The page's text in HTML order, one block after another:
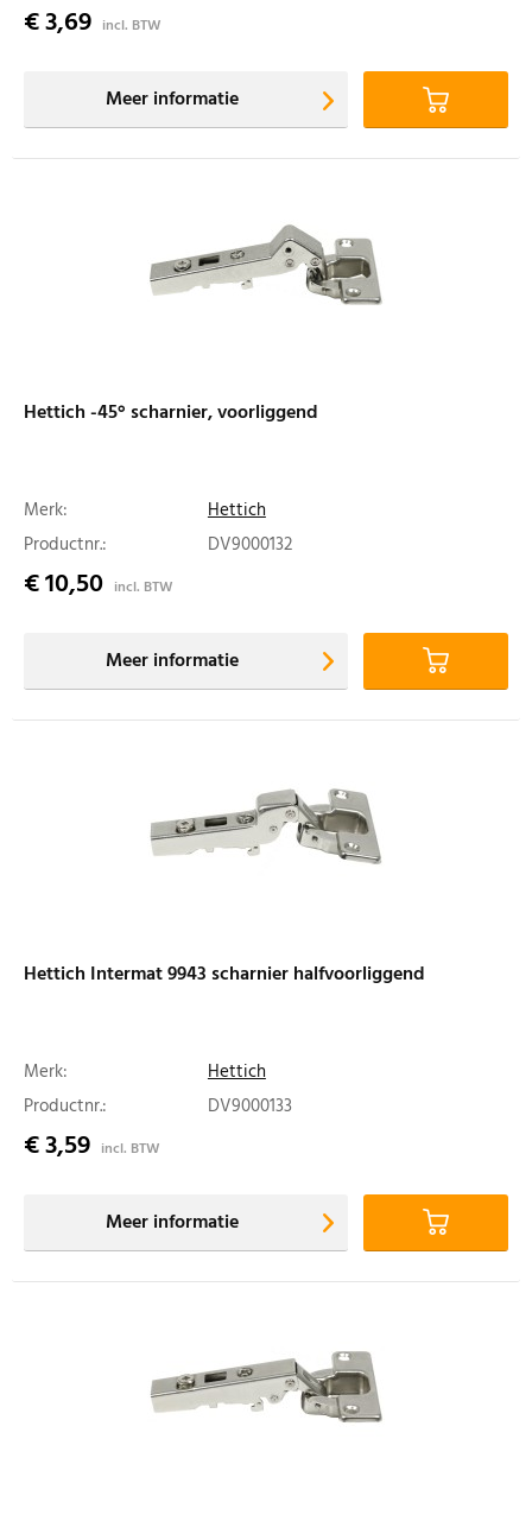
€ 3,69 incl. BTW
Meer informatie
Hettich -45° scharnier, voorliggend
Merk:
Hettich
Productnr.:
DV9000132
€ 10,50 incl. BTW
Meer informatie
Hettich Intermat 9943 scharnier halfvoorliggend
Merk:
Hettich
Productnr.:
DV9000133
€ 3,59 incl. BTW
Meer informatie